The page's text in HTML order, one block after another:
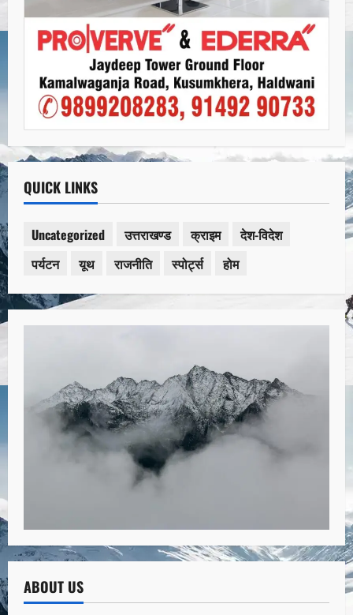
QUICK LINKS
Uncategorized उत्तराखण्ड क्राइम
देश-विदेश
पर्यटन
यूथ राजनीति स्पोर्ट्स होम
ABOUT US